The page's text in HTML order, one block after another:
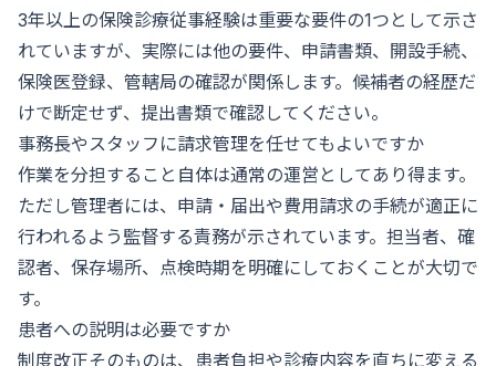
3年以上の保険診療従事経験は重要な要件の1つとして示さ
れていますが、実際には他の要件、申請書類、開設手続、
保険医登録、管轄局の確認が関係します。候補者の経歴だ
けで断定せず、提出書類で確認してください。
事務長やスタッフに請求管理を任せてもよいですか
作業を分担すること自体は通常の運営としてあり得ます。
ただし管理者には、申請・届出や費用請求の手続が適正に
行われるよう監督する責務が示されています。担当者、確
認者、保存場所、点検時期を明確にしておくことが大切で
す。
患者への説明は必要ですか
制度改正そのものは、患者負担や診療内容を直ちに変える